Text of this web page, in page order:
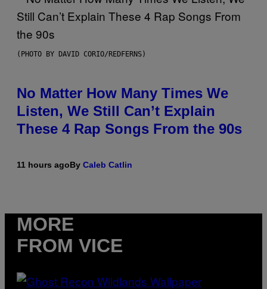
(PHOTO BY DAVID CORIO/REDFERNS)
No Matter How Many Times We
Listen, We Still Can’t Explain
These 4 Rap Songs From the 90s
11 hours agoBy Caleb Catlin
MORE
FROM VICE